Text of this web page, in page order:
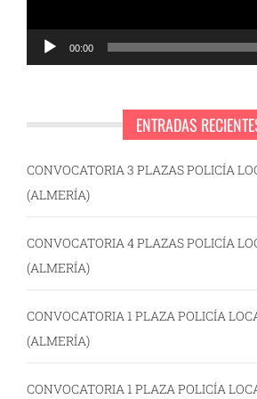
00:00
ENTRADAS
CONVOCATORIA 3 PLAZAS POLICÍA
(ALMERÍA)
CONVOCATORIA 4 PLAZAS POLICÍA
(ALMERÍA)
CONVOCATORIA 1 PLAZA POLICÍA
(ALMERÍA)
CONVOCATORIA 1 PLAZA POLICÍA